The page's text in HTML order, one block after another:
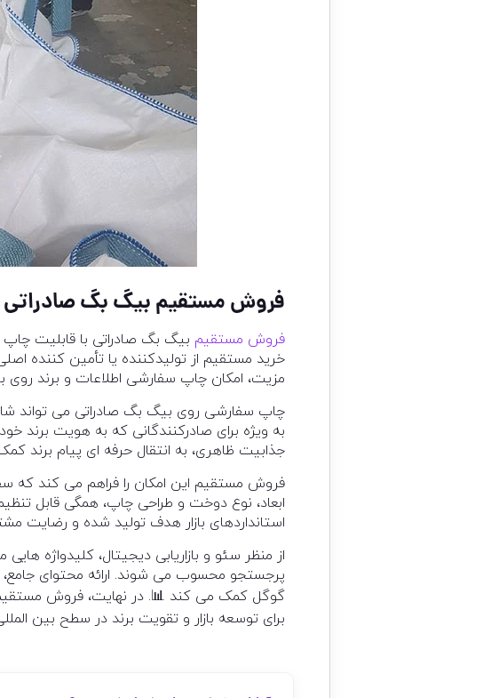
فروش مستقیم بیگ بگ صادراتی
فروش مستقیم بیگ بگ صادراتی با قابلیت چاپ
خرید مستقیم از تولیدکننده یا تأمین کننده
مزیت، امکان چاپ سفارشی اطلاعات و برند روی
چاپ سفارشی روی بیگ بگ صادراتی می تواند
به ویژه برای صادرکنندگانی که به هویت برند
جذابیت ظاهری، به انتقال حرفه ای پیام برند
فروش مستقیم این امکان را فراهم می کند که
ابعاد، نوع دوخت و طراحی چاپ، همگی قابل
استانداردهای بازار هدف تولید شده و رضایت
از منظر سئو و بازاریابی دیجیتال، کلیدواژه
پرجستجو محسوب می شوند. ارائه محتوای جامع،
گوگل کمک می کند 📊. در نهایت، فروش مستقیم
برای توسعه بازار و تقویت برند در سطح بین